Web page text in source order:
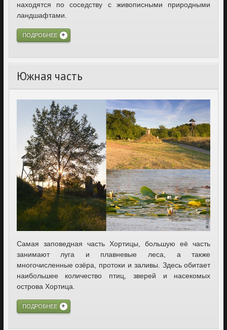
находятся по соседству с живописными природными
ландшафтами.
ПОДРОБНЕЕ
Южная часть
Самая заповедная часть Хортицы, большую её часть
занимают луга и плавневые леса, а также
многочисленные озёра, протоки и заливы. Здесь обитает
наибольшее количество птиц, зверей и насекомых
острова Хортица.
ПОДРОБНЕЕ